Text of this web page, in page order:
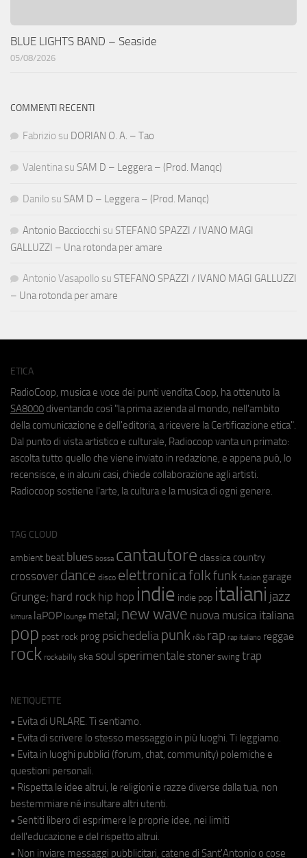
BLUE LIGHTS BAND – Seaside
05/08/2026
COMMENTI RECENTI
Fabrizio su DORIAN O. A. – Tao
Valentina su SAM D – Leggera – (Prod. Manqc)
Danilo su SAM D – Leggera – (Prod. Manqc)
Antonio Bacciocchi su STEFANO SPAZZI / IVANO MAGI
GALLUZZI – Una rotonda per amare
Antonio Vasapollo su STEFANO SPAZZI / IVANO MAGI GALLUZZI
– Una rotonda per amare
ETICA
RadioCoop, musica e voce dei punti vendita Coop, ha ottenuto la
SA8000 diventando così "la prima azienda al mondo, nell'ambito
della comunicazione e dell'editoria, a ricevere la Certificazione etica".
Dal punto di vista artistico e culturale, Radiocoop vanta un primato:
ascolta tutto quello che viene inviato in redazione, e appena può, lo
recensisce, e in alcuni casi, chiede collaborazione agli artisti.
Radiocoop sostiene l'arte, la cultura e la musica di ogni genere.
TAG CLOUD
ambient beat blues bossa cantautore classica country
crossover dance disco elettronicafolkfunk fusion garage
Grunge; hard rock hip hop indie indie pop italiani jazz
kimura laPOP lounge metal; new wave nuova musica italiana
pop post rock prog psichedeliapunk r&b rap rap italiano reggae
rock rockabilly ska soul sperimentale stoner swing trap
NETIQUETTE
• Evita di URLARE. Ti sentiamo.
• Evita di scrivere lo stesso messaggio in più luoghi. Ti leggiamo.
• Evita in luoghi pubblici (forum, chat, community) polemiche e
questioni personali.
• Rispetta le idee altrui, le religioni e razze diverse dalla tua, non
bestemmiare né insultare altri utenti.
• Sentiti libero di esprimere le proprie idee, nei limiti
dell'educazione e del rispetto altrui.
• Non inviare messaggi pubblicitari, catene di Sant'Antonio o cose